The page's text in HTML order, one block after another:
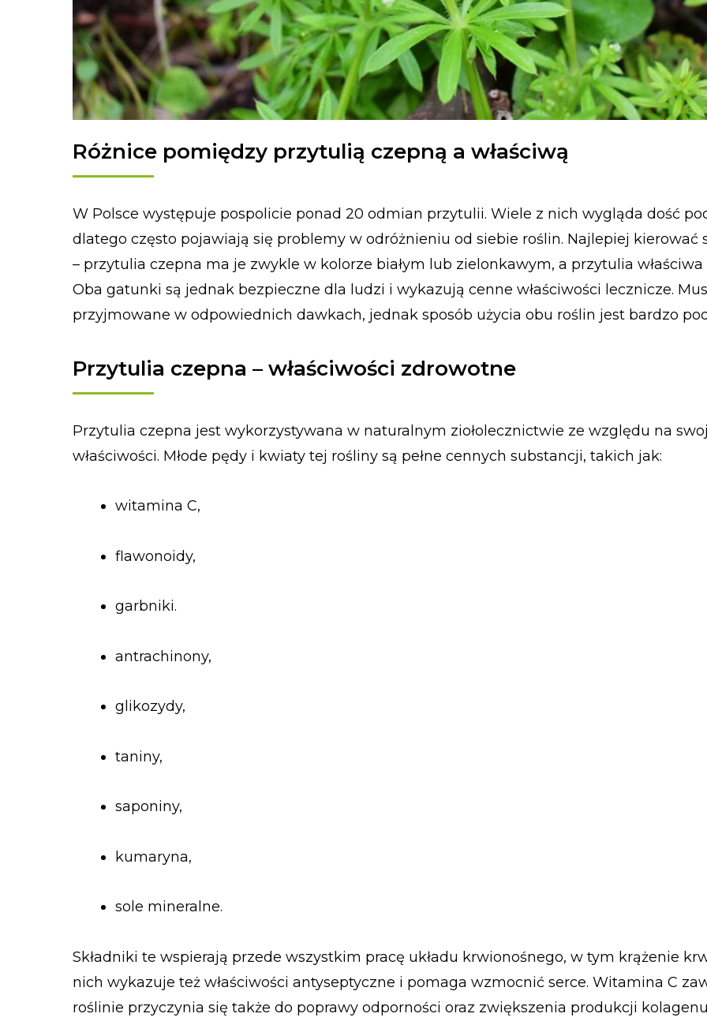
Różnice pomiędzy przytulią czepną a właściwą
W Polsce występuje pospolicie ponad 20 odmian przytulii. Wiele z nich wygląda dość
dlatego często pojawiają się problemy w odróżnieniu od siebie roślin. Najlepiej kierować
– przytulia czepna ma je zwykle w kolorze białym lub zielonkawym, a przytulia właściwa
Oba gatunki są jednak bezpieczne dla ludzi i wykazują cenne właściwości lecznicze.
przyjmowane w odpowiednich dawkach, jednak sposób użycia obu roślin jest bardzo
Przytulia czepna – właściwości zdrowotne
Przytulia czepna jest wykorzystywana w naturalnym ziołolecznictwie ze względu na
właściwości. Młode pędy i kwiaty tej rośliny są pełne cennych substancji, takich jak:
witamina C,
flawonoidy,
garbniki.
antrachinony,
glikozydy,
taniny,
saponiny,
kumaryna,
sole mineralne.
Składniki te wspierają przede wszystkim pracę układu krwionośnego, w tym krążenie
nich wykazuje też właściwości antyseptyczne i pomaga wzmocnić serce. Witamina C
roślinie przyczynia się także do poprawy odporności oraz zwiększenia produkcji